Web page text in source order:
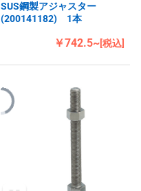
SUS鋼製アジャスター
(200141182) 1本
￥742.5~[税込]